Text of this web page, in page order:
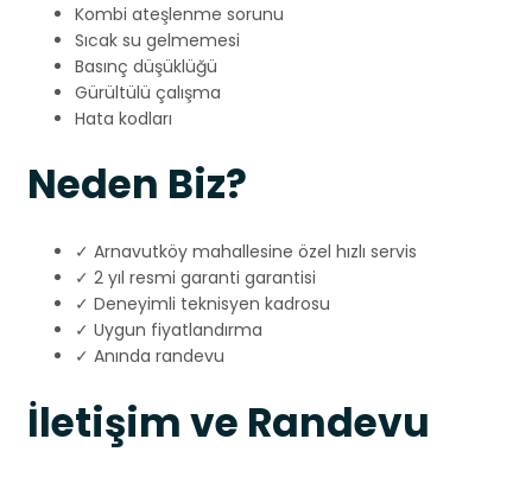
Kombi ateşlenme sorunu
Sıcak su gelmemesi
Basınç düşüklüğü
Gürültülü çalışma
Hata kodları
Neden Biz?
✓ Arnavutköy mahallesine özel hızlı servis
✓ 2 yıl resmi garanti garantisi
✓ Deneyimli teknisyen kadrosu
✓ Uygun fiyatlandırma
✓ Anında randevu
İletişim ve Randevu